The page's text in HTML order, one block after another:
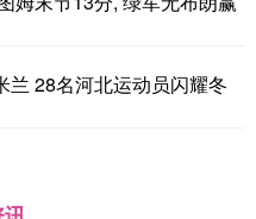
兰 28名河北运动员闪耀冬